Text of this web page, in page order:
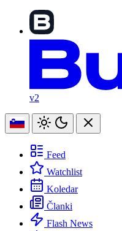
v2
Feed
Watchlist
Koledar
Članki
Flash News